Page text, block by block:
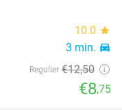
10.0 star
3 min. directions_car
Regulier €12,50
€8,75